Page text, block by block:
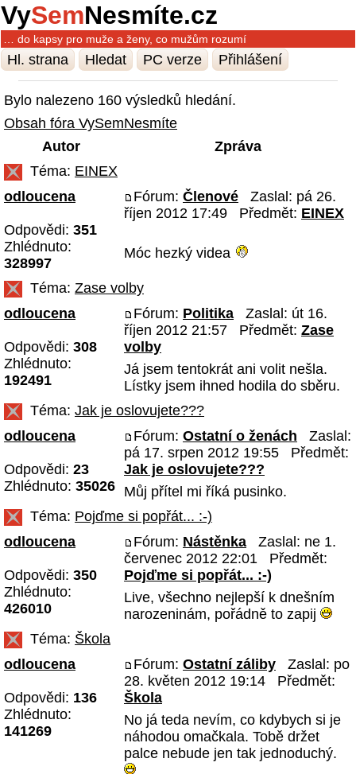
VySemNesmíte.cz
… do kapsy pro muže a ženy, co mužům rozumí
Hl. strana Hledat PC verze Přihlášení
Bylo nalezeno 160 výsledků hledání.
Obsah fóra VySemNesmíte
Autor
Zpráva
Téma: EINEX
odloucena
Odpovědi: 351
Zhlédnuto:
328997
Fórum: Členové Zaslal: pá 26.
říjen 2012 17:49 Předmět: EINEX
Móc hezký videa
Téma: Zase volby
odloucena
Odpovědi: 308
Zhlédnuto:
192491
Fórum: Politika Zaslal: út 16.
říjen 2012 21:57 Předmět: Zase
volby
Já jsem tentokrát ani volit nešla.
Lístky jsem ihned hodila do sběru.
Téma: Jak je oslovujete???
odloucena
Odpovědi: 23
Zhlédnuto: 35026
Fórum: Ostatní o ženách Zaslal:
pá 17. srpen 2012 19:55 Předmět:
Jak je oslovujete???
Můj přítel mi říká pusinko.
Téma: Pojďme si popřát... :-)
odloucena
Odpovědi: 350
Zhlédnuto:
426010
Fórum: Nástěnka Zaslal: ne 1.
červenec 2012 22:01 Předmět:
Pojďme si popřát... :-)
Live, všechno nejlepší k dnešním
narozeninám, pořádně to zapij
Téma: Škola
odloucena
Odpovědi: 136
Zhlédnuto:
141269
Fórum: Ostatní záliby Zaslal: po
28. květen 2012 19:14 Předmět:
Škola
No já teda nevím, co kdybych si je
náhodou omačkala. Tobě držet
palce nebude jen tak jednoduchý.